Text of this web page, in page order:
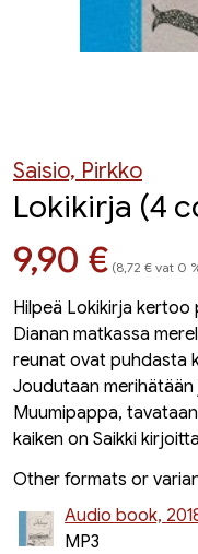
Saisio, Pirkko
Lokikirja (4
Hinta nyt
9,90 € (8,72 € vat 0
Hilpeä Lokikirja kertoo
Dianan matkassa
reunat ovat puhdasta
Joudutaan merihätään
Muumipappa,
kaiken on Saikki
Other formats or
Audio book,
MP3